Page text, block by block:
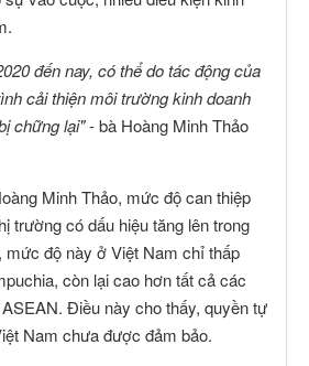
đến nay, có thể do tác động của
cải thiện môi trường kinh doanh
chững lại"- bà Hoàng Minh Thảo
Minh Thảo, mức độ can thiệp
trường có dấu hiệu tăng lên trong
mức độ này ở Việt Nam chỉ thấp
còn lại cao hơn tất cả các
Điều này cho thấy, quyền tự
Nam chưa được đảm bảo.